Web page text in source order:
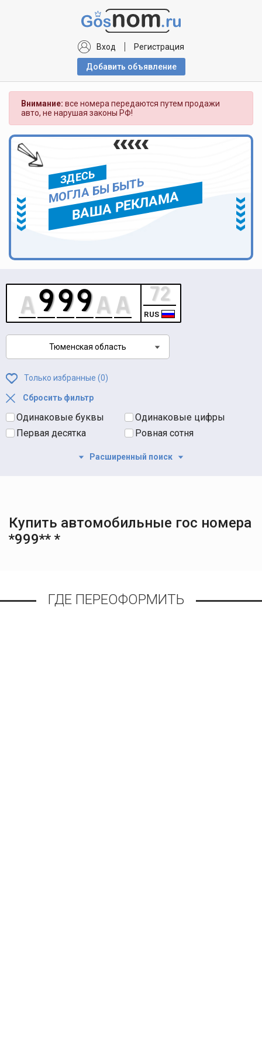
Вход Регистрация
Добавить объявлениe
Внимание: все номера передаются путем продажи
авто, не нарушая законы РФ!
ЗДЕСЬ
МОГЛА БЫ БЫТЬ
ВАША РЕКЛАМА
RUS
Тюменская область
Только избранные (0)
Сбросить фильтр
Одинаковые буквы
Одинаковые цифры
Первая десятка
Ровная сотня
Расширенный поиск
Купить автомобильные гос номера
*999** *
ГДЕ ПЕРЕОФОРМИТЬ